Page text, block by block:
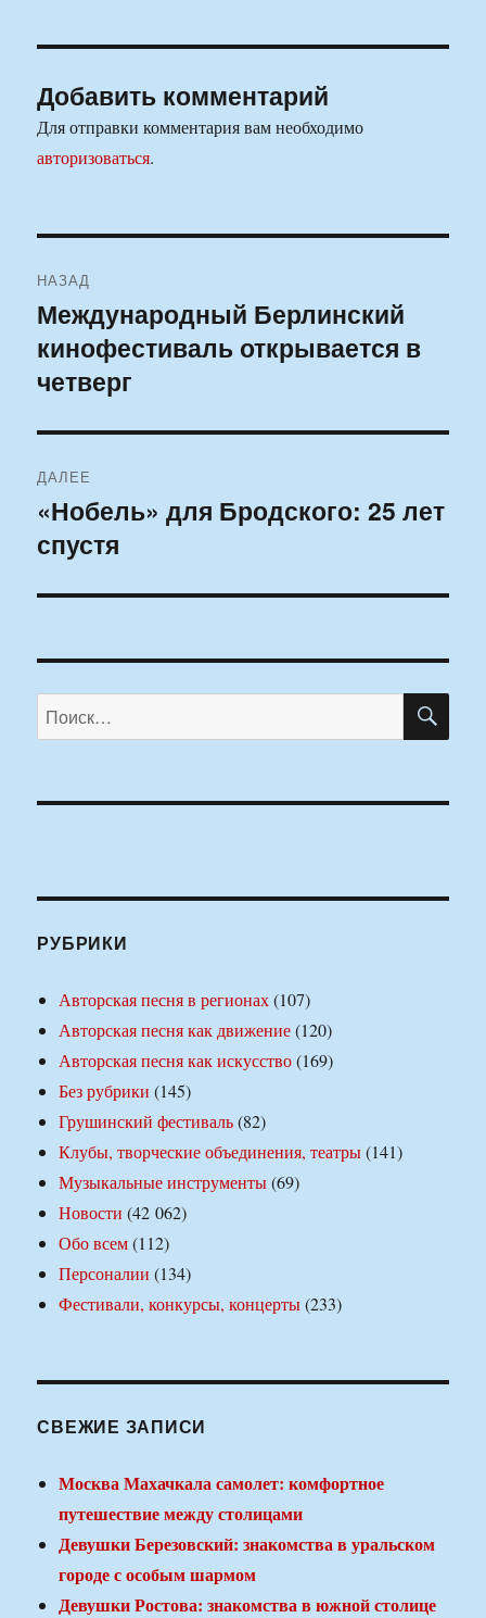
Добавить комментарий
Для отправки комментария вам необходимо
авторизоваться.
по
записям
НАЗАД
Предыдущая
запись:
Международный Берлинский
кинофестиваль открывается в
четверг
ДАЛЕЕ
Следующая
запись:
«Нобель» для Бродского: 25 лет
спустя
Искать:
РУБРИКИ
Авторская песня в регионах(107)
Авторская песня как движение(120)
Авторская песня как искусство(169)
Без рубрики (145)
Грушинский фестиваль(82)
Клубы, творческие объединения, театры(141)
Музыкальные инструменты(69)
Новости (42 062)
Обо всем(112)
Персоналии (134)
Фестивали, конкурсы, концерты(233)
СВЕЖИЕ ЗАПИСИ
Москва Махачкала самолет: комфортное
путешествие между столицами
Девушки Березовский: знакомства в уральском
городе с особым шармом
Девушки Ростова: знакомства в южной столице